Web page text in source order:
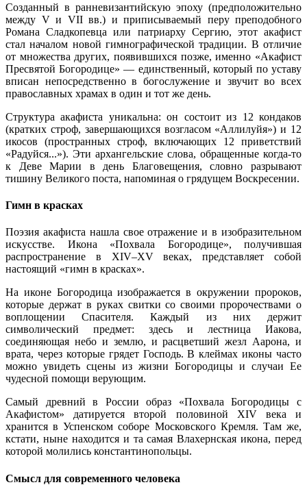
Созданный в ранневизантийскую эпоху (предположительно
между V и VII вв.) и приписываемый перу преподобного
Романа Сладкопевца или патриарху Сергию, этот акафист
стал началом новой гимнографической традиции. В отличие
от множества других, появившихся позже, именно «Акафист
Пресвятой Богородице» — единственный, который по уставу
вписан непосредственно в богослужение и звучит во всех
православных храмах в один и тот же день.
Структура акафиста уникальна: он состоит из 12 кондаков
(кратких строф, завершающихся возгласом «Аллилуйя») и 12
икосов (пространных строф, включающих 12 приветствий
«Радуйся...»). Эти архангельские слова, обращенные когда-то
к Деве Марии в день Благовещения, словно разрывают
тишину Великого поста, напоминая о грядущем Воскресении.
Гимн в красках
Поэзия акафиста нашла свое отражение и в изобразительном
искусстве. Икона «Похвала Богородице», получившая
распространение в XIV–XV веках, представляет собой
настоящий «гимн в красках».
На иконе Богородица изображается в окружении пророков,
которые держат в руках свитки со своими пророчествами о
воплощении Спасителя. Каждый из них держит
символический предмет: здесь и лестница Иакова,
соединяющая небо и землю, и расцветший жезл Аарона, и
врата, через которые грядет Господь. В клеймах иконы часто
можно увидеть сцены из жизни Богородицы и случаи Ее
чудесной помощи верующим.
Самый древний в России образ «Похвала Богородицы с
Акафистом» датируется второй половиной XIV века и
хранится в Успенском соборе Московского Кремля. Там же,
кстати, ныне находится и та самая Влахернская икона, перед
которой молились константинопольцы.
Смысл для современного человека